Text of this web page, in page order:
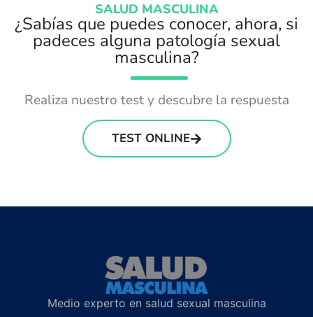
SALUD MASCULINA
¿Sabías que puedes conocer, ahora, si
padeces alguna patología sexual
masculina?
Realiza nuestro test y descubre la respuesta
TEST ONLINE
Medio experto en salud sexual masculina